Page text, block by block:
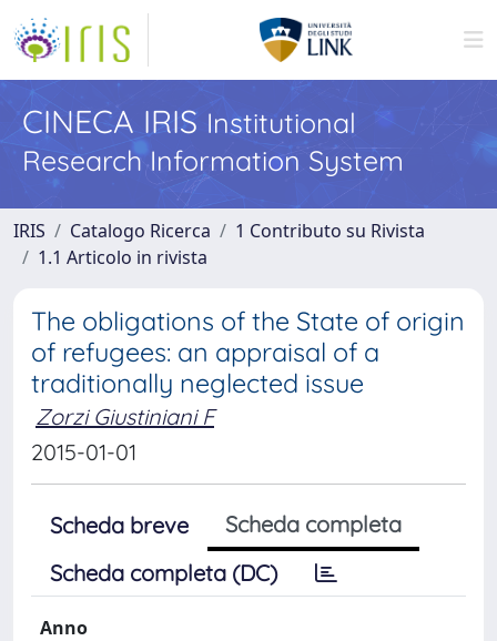
CINECA IRIS Institutional
Research Information System
IRIS Catalogo Ricerca
1 Contributo su Rivista
1.1 Articolo in rivista
The obligations of the State of origin
of refugees: an appraisal of a
traditionally neglected issue
Zorzi Giustiniani F
2015-01-01
Scheda breve
Scheda completa
Scheda completa (DC)
Anno